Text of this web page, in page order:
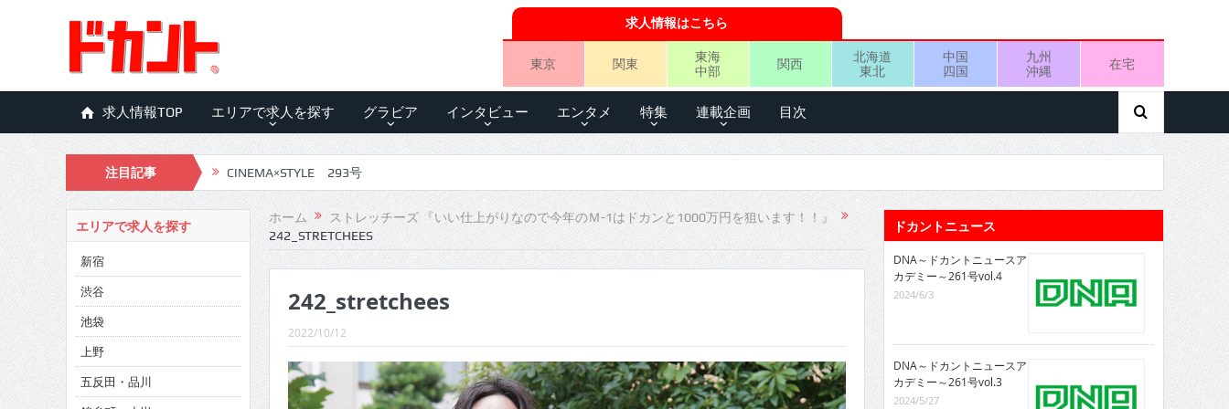
求人情報はこちら
東京 関東
東海
中部
関西
北海道
東北
中国
四国
九州
沖縄
在宅
求人情報TOP エリアで求人を探す グラビア インタビュー エンタメ 特集 連載企画 目次
注目記事 CINEMA×STYLE 293号
CINEMA×STYLE 292号
CINEMA×STYLE 291号
CINEMA×STYLE 290号
CINEMA×STYLE 289号
CINEMA×STYLE 288号
CINEMA×STYLE 287号
ホーム
ストレッチーズ 『いい仕上がりなので今年のＭ-1はドカンと1000万円を狙います！！』
242_STRETCHEES
242_stretchees
2022/10/12
エリアで求人を探す
新宿
渋谷
池袋
上野
五反田・品川
ドカントニュース
DNA～ドカントニュースア
カデミー～261号vol.4
2024/6/3
DNA～ドカントニュースア
カデミー～261号vol.3
2024/5/27